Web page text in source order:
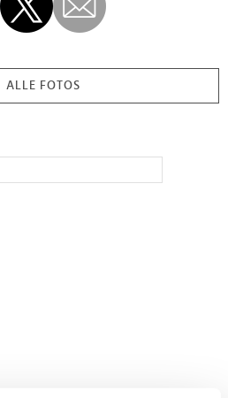
ALLE FOTOS